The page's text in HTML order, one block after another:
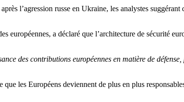
l’agression russe en Ukraine, les analystes
a déclaré que l’architecture de sécurité
des contributions européennes en matière de
les Européens deviennent de plus en plus